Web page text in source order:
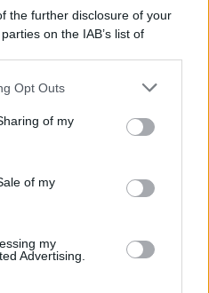
the further disclosure of your
on the IAB’s list of
by us to third parties
uses one or more Google
information including but
behaviour. You may click to
and its third-party tags to
Opt Outs
of my
of my
my
Advertising.
UK